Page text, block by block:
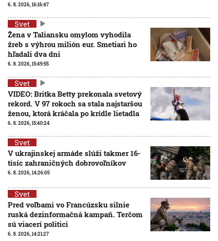
6. 8. 2026, 16:16:47
Svet
Žena v Taliansku omylom vyhodila
žreb s výhrou milión eur. Smetiari ho
hľadali dva dni
6. 8. 2026, 15:49:55
Svet
VIDEO: Britka Betty prekonala svetový
rekord. V 97 rokoch sa stala najstaršou
ženou, ktorá kráčala po krídle lietadla
6. 8. 2026, 15:40:24
Svet
V ukrajinskej armáde slúži takmer 16-
tisíc zahraničných dobrovoľníkov
6. 8. 2026, 14:26:05
Svet
Pred voľbami vo Francúzsku silnie
ruská dezinformačná kampaň. Terčom
sú viacerí politici
6. 8. 2026, 14:21:27